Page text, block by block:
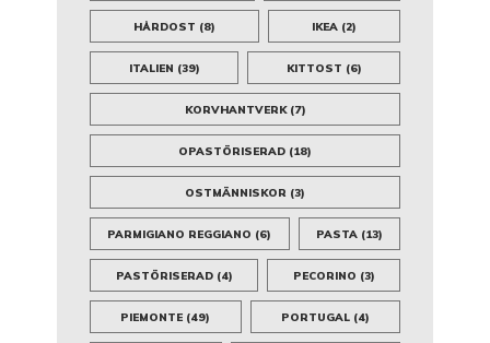
HÅRDOST (8) IKEA (2)
ITALIEN (39) KITTOST (6)
KORVHANTVERK(7)
OPASTÖRISERAD (18)
OSTMÄNNISKOR (3)
PARMIGIANO REGGIANO (6) PASTA(13)
PASTÖRISERAD(4) PECORINO (3)
PIEMONTE (49) PORTUGAL(4)